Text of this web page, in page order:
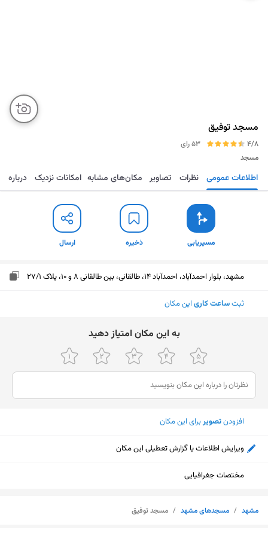
مسجد توفیق
4/8
53 رای
مسجد
مسیریابی ذخیره ارسال اطلاعات عمومی نظرات تصاویر مکان‌های مشابه امکانات نزدیک درباره
مسیریابی ذخیره ارسال
مشهد، بلوار احمدآباد، احمدآباد 14، طالقانی، بین طالقانی 8 و 10، پلاک 27/1
ثبتساعت کاری این مکان
ﺑﻪ اﯾﻦ ﻣﮑﺎن اﻣﺘﯿﺎز دﻫﯿﺪ
افزودنتصویربرای این مکان
ویرایش اطلاعات یا گزارش تعطیلی این مکان
مختصات جغرافیایی
مشهد / مسجدهای مشهد / مسجد توفیق